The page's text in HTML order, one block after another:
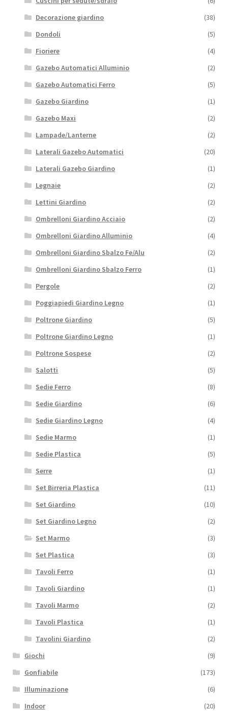
Decorazione giardino
(38)
Dondoli
(5)
Fioriere
(4)
Gazebo Automatici Alluminio
(2)
Gazebo Automatici Ferro
(5)
Gazebo Giardino
(1)
Gazebo Maxi
(2)
Lampade/Lanterne
(2)
Laterali Gazebo Automatici
(20)
Laterali Gazebo Giardino
(1)
Legnaie
(2)
Lettini Giardino
(2)
Ombrelloni Giardino Acciaio
(2)
Ombrelloni Giardino Alluminio
(4)
Ombrelloni Giardino Sbalzo Fe/Alu
(2)
Ombrelloni Giardino Sbalzo Ferro
(1)
Pergole
(2)
Poggiapiedi Giardino Legno
(1)
Poltrone Giardino
(5)
Poltrone Giardino Legno
(1)
Poltrone Sospese
(2)
Salotti
(5)
Sedie Ferro
(8)
Sedie Giardino
(6)
Sedie Giardino Legno
(4)
Sedie Marmo
(1)
Sedie Plastica
(5)
Serre
(1)
Set Birreria Plastica
(11)
Set Giardino
(10)
Set Giardino Legno
(2)
Set Marmo
(3)
Set Plastica
(3)
Tavoli Ferro
(1)
Tavoli Giardino
(1)
Tavoli Marmo
(2)
Tavoli Plastica
(1)
Tavolini Giardino
(2)
Giochi
(9)
Gonfiabile
(173)
Illuminazione
(6)
Indoor
(20)